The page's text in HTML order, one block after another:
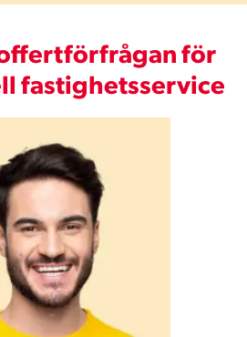
för
fastighetsservice